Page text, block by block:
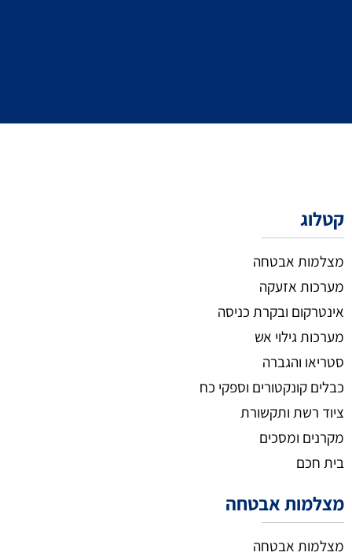
קטלוג
מצלמות אבטחה
מערכות אזעקה
אינטרקום ובקרת כניסה
מערכות גילוי אש
סטריאו והגברה
כבלים קונקטורים וספקי כח
ציוד רשת ותקשורת
מקרנים ומסכים
בית חכם
מצלמות אבטחה
מצלמות אבטחה